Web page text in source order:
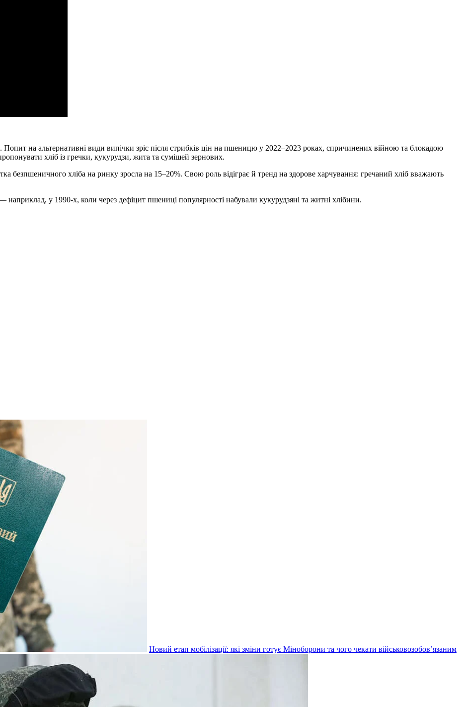
Попит на альтернативні види випічки зріс після стрибків цін на пшеницю у 2022–2023 роках, спричинених війною та блокадою
хліб із гречки, кукурудзи, жита та сумішей зернових.
безпшеничного хліба на ринку зросла на 15–20%. Свою роль відіграє й тренд на здорове харчування: гречаний хліб вважають
наприклад, у 1990-х, коли через дефіцит пшениці популярності набували кукурудзяні та житні хлібини.
Новий етап мобілізації: які зміни готує Міноборони та чого чекати військовозобов’язаним